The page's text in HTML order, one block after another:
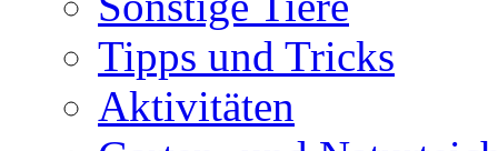
Tipps und Tricks
Aktivitäten